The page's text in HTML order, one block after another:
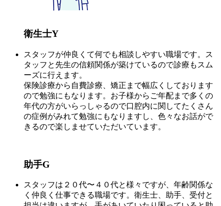
衛生士Y
スタッフが仲良くて何でも相談しやすい職場です。ス
タッフと先生の信頼関係が築けているので診療もスム
ーズに行えます。
保険診療から自費診療、矯正まで幅広くしております
ので勉強にもなります。お子様からご年配まで多くの
年代の方がいらっしゃるので口腔内に関してたくさん
の症例がみれて勉強にもなりますし、色々なお話がで
きるので楽しませていただいています。
助手G
スタッフは２０代〜４０代と様々ですが、年齢関係な
く仲良く仕事できる職場です。衛生士、助手、受付と